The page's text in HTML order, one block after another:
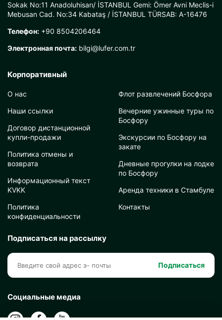
Sokak No:11 Anadoluhisarı/ İSTANBUL Gemi: Ömer Avni Meclis-i
Mebusan Cad. No:34 Kabataş / İSTANBUL TÜRSAB: A-16476
Телефон: +90 8504206464
Электронная почта: bilgi@lufer.com.tr
Корпоративный
О нас
Наши ссылки
Договор дистанционной
купли-продажи
Политика отмены и
возврата
Информационный текст
KVKK
Политика
конфиденциальности
Флот развлечений Босфора
Вечерние ужинные туры по
Босфору
Экскурсии по Босфору на
закате
Дневные прогулки на лодке
по Босфору
Аренда техники в Стамбуле
Контакты
Подписаться на рассылку
Подписаться
Социальные медиа